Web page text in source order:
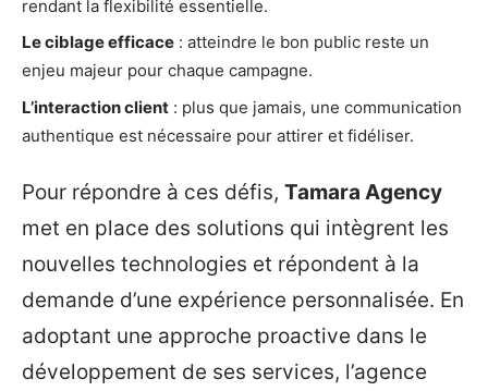
rendant la flexibilité essentielle.
Le ciblage efficace : atteindre le bon public reste un
enjeu majeur pour chaque campagne.
L’interaction client : plus que jamais, une communication
authentique est nécessaire pour attirer et fidéliser.
Pour répondre à ces défis, Tamara Agency
met en place des solutions qui intègrent les
nouvelles technologies et répondent à la
demande d’une expérience personnalisée. En
adoptant une approche proactive dans le
développement de ses services, l’agence